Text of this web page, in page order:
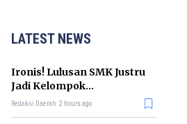
LATEST NEWS
Ironis! Lulusan SMK Justru
Jadi Kelompok
Pengangguran Terbanyak
Redaksi Daerah 2 hours ago